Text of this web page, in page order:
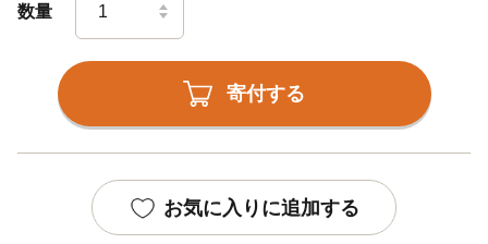
数量
寄付する
お気に入りに追加する